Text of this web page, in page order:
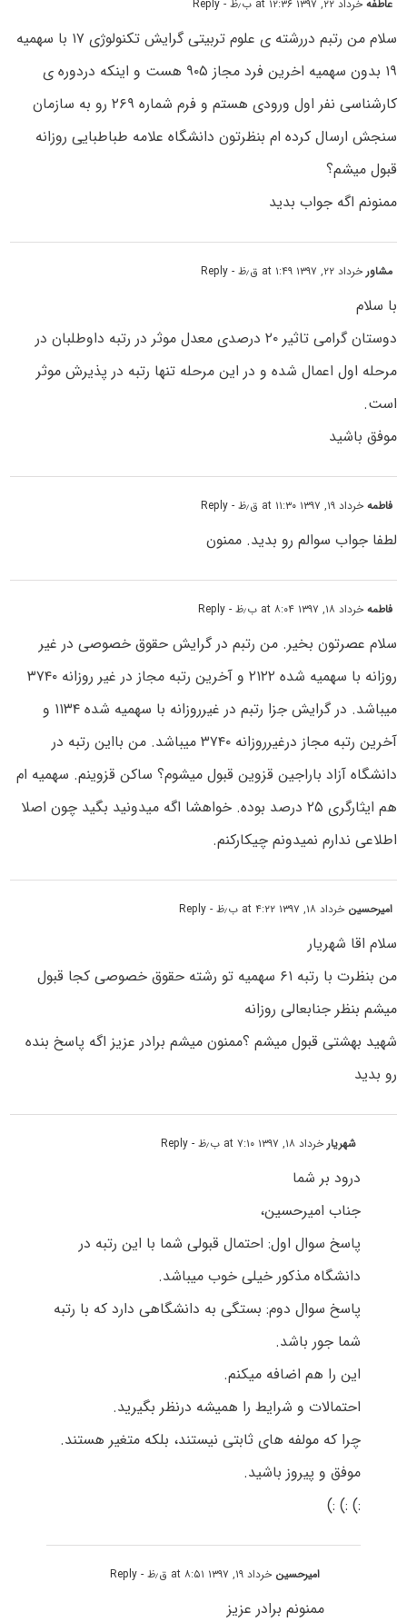
عاطفهخرداد ۲۲, ۱۳۹۷ at ۱۲:۳۶ ب٫ظ - Reply
سلام من رتبم دررشته ی علوم تربیتی گرایش تکنولوژی ۱۷ با سهمیه
۱۹ بدون سهمیه اخرین فرد مجاز ۹۰۵ هست و اینکه دردوره ی
کارشناسی نفر اول ورودی هستم و فرم شماره ۲۶۹ رو به سازمان
سنجش ارسال کرده ام بنظرتون دانشگاه علامه طباطبایی روزانه
قبول میشم؟
ممنونم اگه جواب بدید
مشاورخرداد ۲۲, ۱۳۹۷ at ۱:۴۹ ق٫ظ - Reply
با سلام
دوستان گرامی تاثیر ۲۰ درصدی معدل موثر در رتبه داوطلبان در
مرحله اول اعمال شده و در این مرحله تنها رتبه در پذیرش موثر
است.
موفق باشید
فاطمهخرداد ۱۹, ۱۳۹۷ at ۱۱:۳۰ ق٫ظ - Reply
لطفا جواب سوالم رو بدید. ممنون
فاطمهخرداد ۱۸, ۱۳۹۷ at ۸:۰۴ ب٫ظ - Reply
سلام عصرتون بخیر. من رتبم در گرایش حقوق خصوصی در غیر
روزانه با سهمیه شده ۲۱۲۲ و آخرین رتبه مجاز در غیر روزانه ۳۷۴۰
میباشد. در گرایش جزا رتبم در غیرروزانه با سهمیه شده ۱۱۳۴ و
آخرین رتبه مجاز درغیرروزانه ۳۷۴۰ میباشد. من بااین رتبه در
دانشگاه آزاد باراجین قزوین قبول میشوم؟ ساکن قزوینم. سهمیه ام
هم ایثارگری ۲۵ درصد بوده. خواهشا اگه میدونید بگید چون اصلا
اطلاعی ندارم نمیدونم چیکارکنم.
امیرحسین خرداد ۱۸, ۱۳۹۷ at ۴:۲۲ ب٫ظ - Reply
سلام اقا شهریار
من بنظرت با رتبه ۶۱ سهمیه تو رشته حقوق خصوصی کجا قبول
میشم بنظر جنابعالی روزانه
شهید بهشتی قبول میشم ؟ممنون میشم برادر عزیز اگه پاسخ بنده
رو بدید
شهریارخرداد ۱۸, ۱۳۹۷ at ۷:۱۰ ب٫ظ - Reply
درود بر شما
جناب امیرحسین،
پاسخ سوال اول: احتمال قبولی شما با این رتبه در
دانشگاه مذکور خیلی خوب میباشد.
پاسخ سوال دوم: بستگی به دانشگاهی دارد که با رتبه
شما جور باشد.
این را هم اضافه میکنم.
احتمالات و شرایط را همیشه درنظر بگیرید.
چرا که مولفه های ثابتی نیستند، بلکه متغیر هستند.
موفق و پیروز باشید.
:) :) :)
امیرحسین خرداد ۱۹, ۱۳۹۷ at ۸:۵۱ ق٫ظ - Reply
ممنونم برادر عزیز